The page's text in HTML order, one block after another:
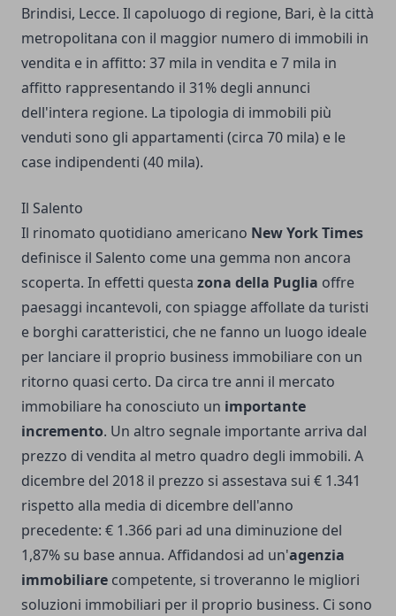
Brindisi, Lecce. Il capoluogo di regione, Bari, è la città
metropolitana con il maggior numero di immobili in
vendita e in affitto: 37 mila in vendita e 7 mila in
affitto rappresentando il 31% degli annunci
dell'intera regione. La tipologia di immobili più
venduti sono gli appartamenti (circa 70 mila) e le
case indipendenti (40 mila).
Il Salento
Il rinomato quotidiano americano New York Times
definisce il Salento come una gemma non ancora
scoperta. In effetti questa zona della Puglia offre
paesaggi incantevoli, con spiagge affollate da turisti
e borghi caratteristici, che ne fanno un luogo ideale
per lanciare il proprio business immobiliare con un
ritorno quasi certo. Da circa tre anni il mercato
immobiliare ha conosciuto un importante
incremento. Un altro segnale importante arriva dal
prezzo di vendita al metro quadro degli immobili. A
dicembre del 2018 il prezzo si assestava sui € 1.341
rispetto alla media di dicembre dell'anno
precedente: € 1.366 pari ad una diminuzione del
1,87% su base annua. Affidandosi ad un'agenzia
immobiliare competente, si troveranno le migliori
soluzioni immobiliari per il proprio business. Ci sono